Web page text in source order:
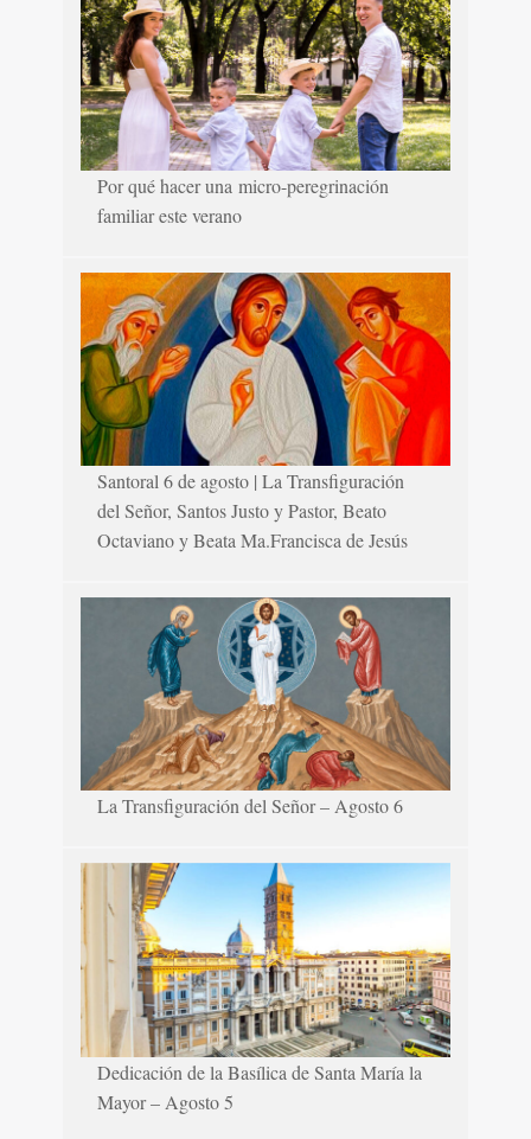
Por qué hacer una micro-peregrinación
familiar este verano
Santoral 6 de agosto | La Transfiguración
del Señor, Santos Justo y Pastor, Beato
Octaviano y Beata Ma.Francisca de Jesús
La Transfiguración del Señor – Agosto 6
Dedicación de la Basílica de Santa María la
Mayor – Agosto 5